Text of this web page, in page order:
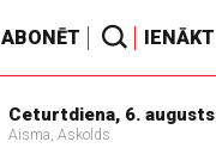
ABONĒT IENĀKT
Ceturtdiena, 6. augusts
Aisma, Askolds